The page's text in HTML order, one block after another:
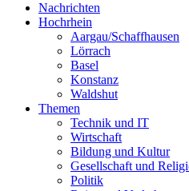
Nachrichten
Hochrhein
Aargau/Schaffhausen
Lörrach
Basel
Konstanz
Waldshut
Themen
Technik und IT
Wirtschaft
Bildung und Kultur
Gesellschaft und
Politik